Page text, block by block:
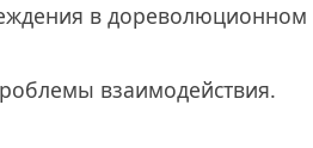
в дореволюционном
взаимодействия.